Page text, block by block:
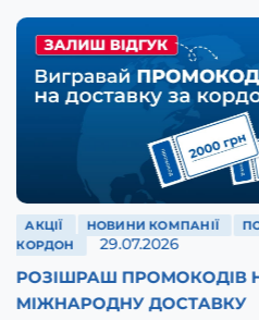
АКЦІЇ НОВИНИ КОМПАНІЇ
КОРДОН
29.07.2026
РОЗІШРАШ ПРОМОКОДІВ
МІЖНАРОДНУ ДОСТАВКУ